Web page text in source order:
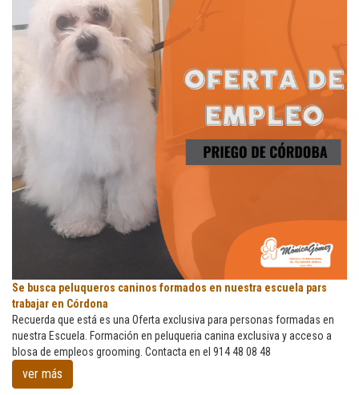
Se
busca
peluqueros
caninos
formados
Se busca peluqueros caninos formados en nuestra escuela pars
trabajar en Córdona
Recuerda que está es una Oferta exclusiva para personas formadas en
nuestra Escuela. Formación en peluqueria canina exclusiva y acceso a
blosa de empleos grooming. Contacta en el 914 48 08 48
ver más